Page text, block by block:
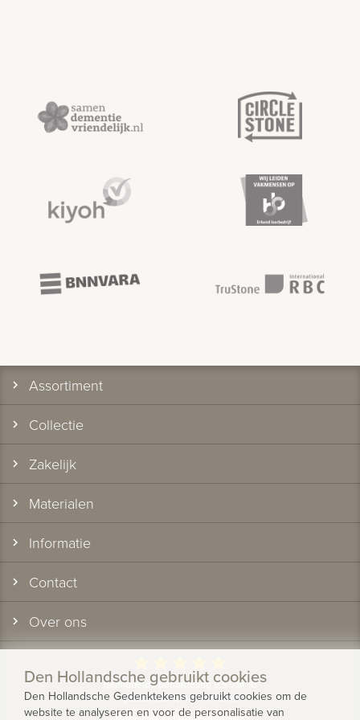
Assortiment
Collectie
Zakelijk
Materialen
Informatie
Contact
Over ons
gemiddelde beoordeling 9.5 van 10
gebaseerd op 1175 reviews
Den Hollandsche gebruikt cookies
Den Hollandsche Gedenktekens gebruikt cookies om de
website te analyseren en voor de personalisatie van